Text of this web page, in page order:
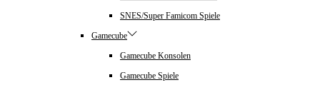
SNES/Super Famicom Spiele
Gamecube
Gamecube Konsolen
Gamecube Spiele